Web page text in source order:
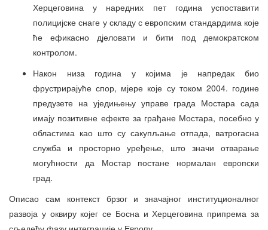
Херцеговина у наредних пет година успоставити
полицијске снаге у складу с европским стандардима које
ће ефикасно дјеловати и бити под демократском
контролом.
Након низа година у којима је напредак био
фрустрирајуће спор, мјере које су током 2004. године
предузете на уједињењу управе града Мостара сада
имају позитивне ефекте за грађане Мостара, посебно у
областима као што су сакупљање отпада, ватрогасна
служба и просторно уређење, што значи отварање
могућности да Мостар постане нормалан европски
град.
Описао сам контекст брзог и значајног институционалног
развоја у оквиру којег се Босна и Херцеговина припрема за